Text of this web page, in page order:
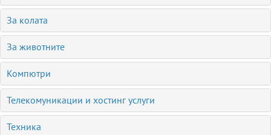
За колата
За животните
Компютри
Телекомуникации и хостинг услуги
Техника